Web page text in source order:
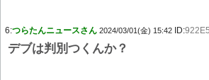
6:つらたんニュースさん 2024/03/01(金) 15:42 ID:
デブは判別つくんか？